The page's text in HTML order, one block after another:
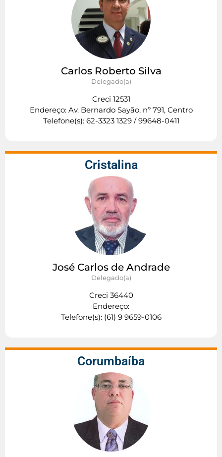
Carlos Roberto Silva
Delegado(a)
Creci 12531
Endereço: Av. Bernardo Sayão, nº 791, Centro
Telefone(s): 62-3323 1329 / 99648-0411
Cristalina
José Carlos de Andrade
Delegado(a)
Creci 36440
Endereço:
Telefone(s): (61) 9 9659-0106
Corumbaíba